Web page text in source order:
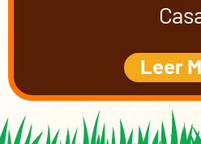
Leer